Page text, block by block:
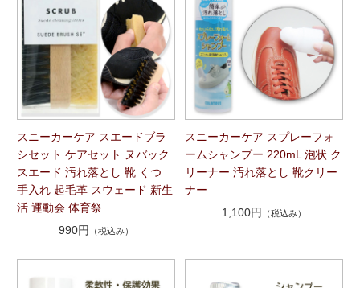
スニーカーケア スエードブラ
シセット ケアセット ヌバック
スエード 汚れ落とし 靴 くつ
手入れ 起毛革 スウェード 新生
活 運動会 体育祭
990円
（税込み）
スニーカーケア スプレーフォ
ームシャンプー 220mL 泡状 ク
リーナー 汚れ落とし 靴クリー
ナー
1,100円
（税込み）